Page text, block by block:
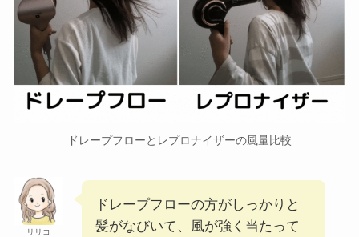
ドレープフローとレプロナイザーの風量比較
リリコ
ドレープフローの方がしっかりと
髪がなびいて、風が強く当たって